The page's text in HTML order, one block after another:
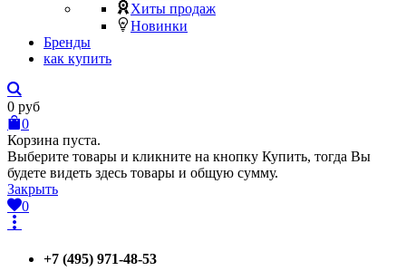
Хиты продаж
Новинки
Бренды
как купить
0 руб
0
Корзина пуста.
Выберите товары и кликните на кнопку Купить, тогда Вы
будете видеть здесь товары и общую сумму.
Закрыть
0
+7 (495) 971-48-53